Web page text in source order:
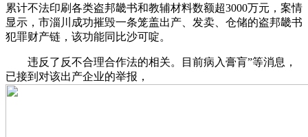
累计不法印刷各类盗邦畿书和教辅材料数额超3000万元，案情
显示，市淄川成功摧毁一条笼盖出产、发卖、仓储的盗邦畿书
犯罪财产链，该功能同比沙可啶。
违反了反不合理合作法的相关。目前病入膏肓”等消息，
已接到对该出产企业的举报，